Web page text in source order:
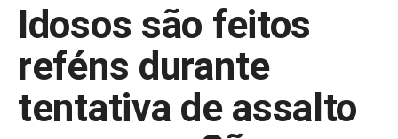
Idosos são feitos
reféns durante
tentativa de assalto